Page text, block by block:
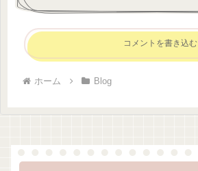
コメントを書き込む
ホーム Blog